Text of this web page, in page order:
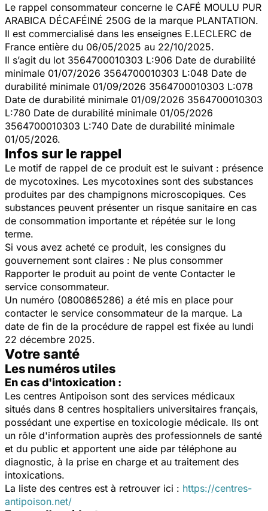
Le rappel consommateur concerne le CAFÉ MOULU PUR
ARABICA DÉCAFÉINÉ 250G de la marque PLANTATION.
Il est commercialisé dans les enseignes E.LECLERC de
France entière du 06/05/2025 au 22/10/2025.
Il s’agit du lot 3564700010303 L:906 Date de durabilité
minimale 01/07/2026 3564700010303 L:048 Date de
durabilité minimale 01/09/2026 3564700010303 L:078
Date de durabilité minimale 01/09/2026 3564700010303
L:780 Date de durabilité minimale 01/05/2026
3564700010303 L:740 Date de durabilité minimale
01/05/2026.
Infos sur le rappel
Le motif de rappel de ce produit est le suivant : présence
de mycotoxines. Les mycotoxines sont des substances
produites par des champignons microscopiques. Ces
substances peuvent présenter un risque sanitaire en cas
de consommation importante et répétée sur le long
terme.
Si vous avez acheté ce produit, les consignes du
gouvernement sont claires : Ne plus consommer
Rapporter le produit au point de vente Contacter le
service consommateur.
Un numéro (0800865286) a été mis en place pour
contacter le service consommateur de la marque. La
date de fin de la procédure de rappel est fixée au lundi
22 décembre 2025.
Votre santé
Les numéros utiles
En cas d'intoxication :
Les centres Antipoison sont des services médicaux
situés dans 8 centres hospitaliers universitaires français,
possédant une expertise en toxicologie médicale. Ils ont
un rôle d'information auprès des professionnels de santé
et du public et apportent une aide par téléphone au
diagnostic, à la prise en charge et au traitement des
intoxications.
La liste des centres est à retrouver ici : https://centres-
antipoison.net/